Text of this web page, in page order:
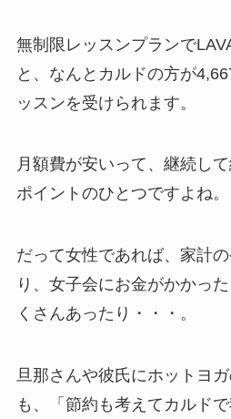
無制限レッスンプランで
と、なんと カルドの方が
ッスンを受けられます。
月額費が安いって、継続し
ポイントのひとつですよね。
だって女性であれば、家計
り、女子会にお金がかかっ
くさんあったり・・・。
旦那さんや彼氏にホットヨ
も、「節約も考えてカルド